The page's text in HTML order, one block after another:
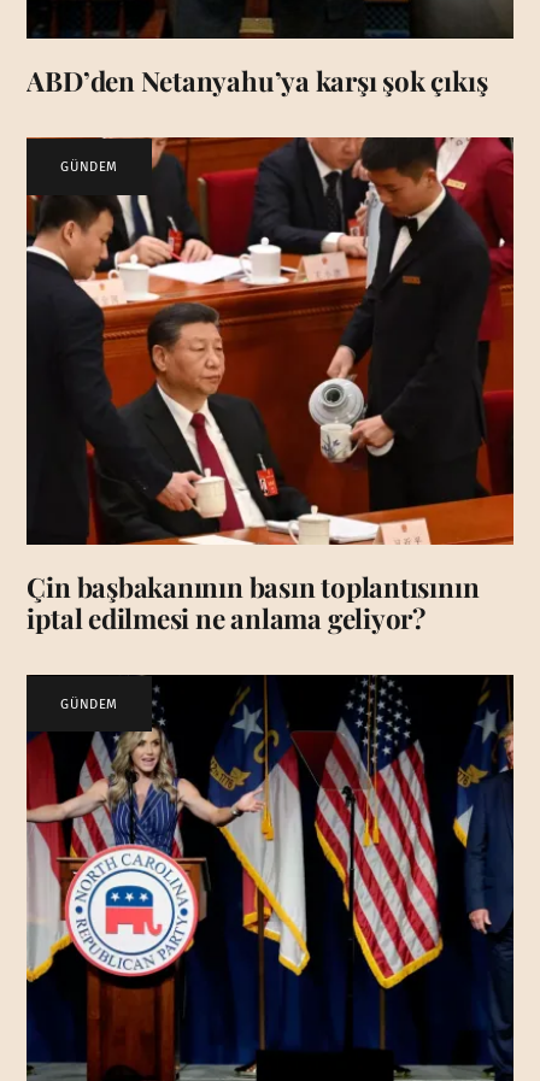
ABD’den Netanyahu’ya karşı şok çıkış
GÜNDEM
Çin başbakanının basın toplantısının
iptal edilmesi ne anlama geliyor?
GÜNDEM